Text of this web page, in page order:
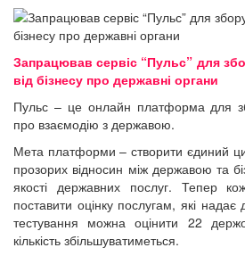
Запрацював сервіс “Пульс” для
від бізнесу про державні органи
Пульс – це онлайн платформа для
про взаємодію з державою.
Мета платформи – створити єдиний
прозорих відносин між державою та
якості державних послуг. Тепер
поставити оцінку послугам, які
тестування можна оцінити 22
кількість збільшуватиметься.